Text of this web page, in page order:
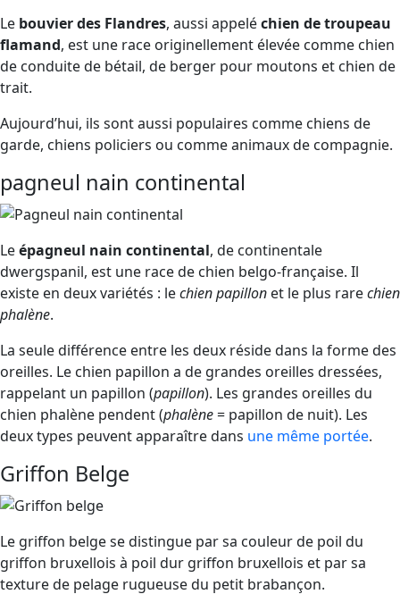
Le bouvier des Flandres, aussi appeléchien de troupeau
flamand, est une race originellement élevée comme chien
de conduite de bétail, de berger pour moutons et chien de
trait.
Aujourd’hui, ils sont aussi populaires comme chiens de
garde, chiens policiers ou comme animaux de compagnie.
pagneul nain continental
Leépagneul nain continental, de continentale
dwergspanil, est une race de chien belgo-française. Il
existe en deux variétés : lechien papillon et le plus rarechien
phalène.
La seule différence entre les deux réside dans la forme des
oreilles. Le chien papillon a de grandes oreilles dressées,
rappelant un papillon (papillon). Les grandes oreilles du
chien phalène pendent (phalène= papillon de nuit). Les
deux types peuvent apparaître dans une même portée.
Griffon Belge
Le griffon belge se distingue par sa couleur de poil du
griffon bruxellois à poil dur griffon bruxellois et par sa
texture de pelage rugueuse du petit brabançon.